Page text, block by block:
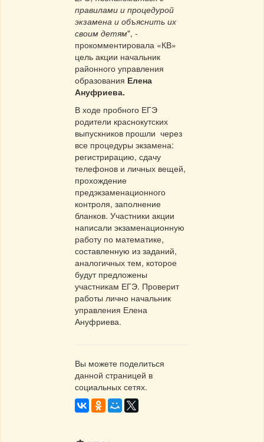
правилами и процедурой
экзамена и объяснить их
своим детям", -
прокомментировала «КВ»
цель акции начальник
районного управления
образования Елена
Ануфриева.
В ходе пробного ЕГЭ
родители краснокутских
выпускников прошли через
все процедуры экзамена:
регистрирацию, сдачу
телефонов и личных вещей,
прохождение
предэкзаменационного
контроля, заполнение
бланков. Участники акции
написали экзаменационную
работу по математике,
составленную из заданий,
аналогичных тем, которое
будут предложены
участникам ЕГЭ. Проверит
работы лично начальник
управления Елена
Ануфриева.
Вы можете поделиться
данной страницей в
социальных сетях.